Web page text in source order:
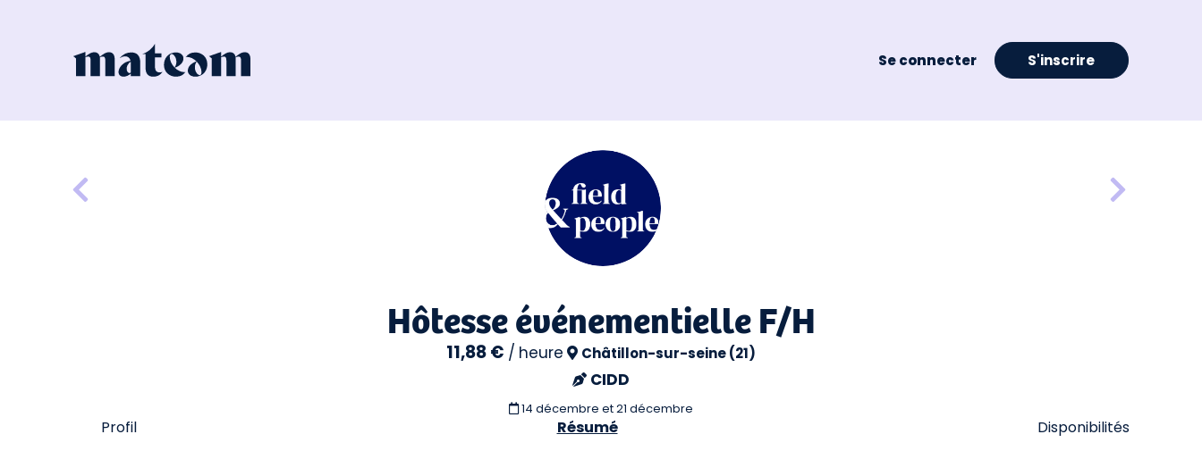
Se connecter S'inscrire
Hôtesse événementielle F/H
11,88 € / heure Châtillon-sur-seine (21)
CIDD
14 décembre et 21 décembre
Profil Résumé Disponibilités